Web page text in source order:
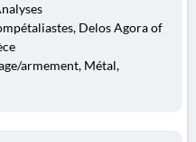
Delos Agora of
armement, Métal,